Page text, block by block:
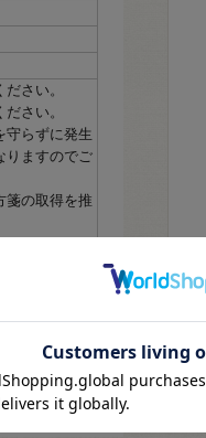
さい。
さい。
守らずに発生
りますのでご
箋の取得を推
い。
発色の度合
個人差がご
商品の特性
ございま